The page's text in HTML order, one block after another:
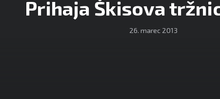
Prihaja Škisova
26. marec 2013